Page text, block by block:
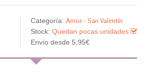
Categoría: Amor - San Valentín
Stock: Quedan pocas unidades
Envío desde 5,95€